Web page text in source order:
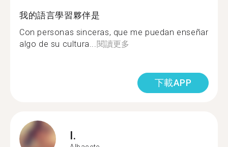
我的語言學習夥伴是
Con personas sinceras, que me puedan enseñar
algo de su cultura...閱讀更多
下載APP
I.